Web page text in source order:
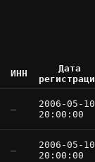
ИНН
Дата
—
2006-05-10
20:00:00
—
2006-05-10
20:00:00